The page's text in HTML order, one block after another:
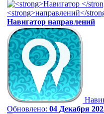
Навигатор направлений
Обновлено: 04 Декабря